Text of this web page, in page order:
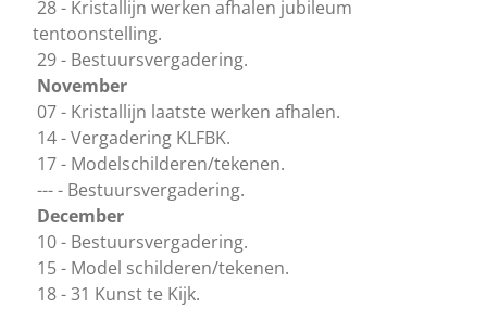
28 - Kristallijn werken afhalen jubileum
tentoonstelling.
29 - Bestuursvergadering.
November
07 - Kristallijn laatste werken afhalen.
14 - Vergadering KLFBK.
17 - Modelschilderen/tekenen.
--- - Bestuursvergadering.
December
10 - Bestuursvergadering.
15 - Model schilderen/tekenen.
18 - 31 Kunst te Kijk.